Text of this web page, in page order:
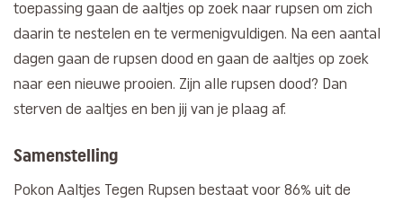
toepassing gaan de aaltjes op zoek naar rupsen om zich
daarin te nestelen en te vermenigvuldigen. Na een aantal
dagen gaan de rupsen dood en gaan de aaltjes op zoek
naar een nieuwe prooien. Zijn alle rupsen dood? Dan
sterven de aaltjes en ben jij van je plaag af.
Samenstelling
Pokon Aaltjes Tegen Rupsen bestaat voor 86% uit de